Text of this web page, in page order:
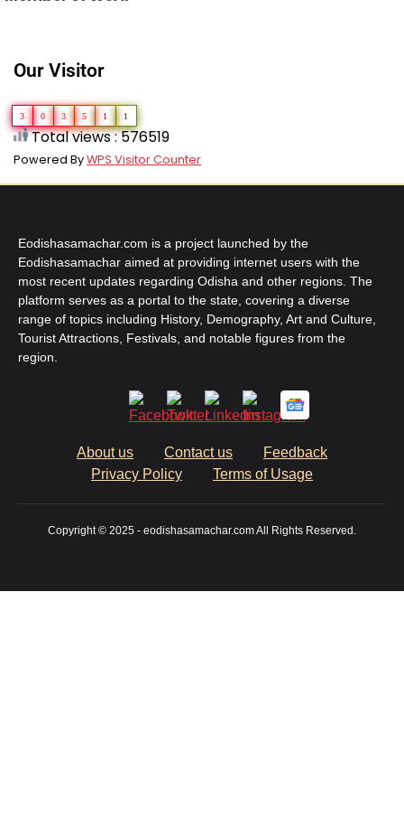
Our Visitor
3 0 3 5 1 1
Total views : 576519
Powered ByWPS Visitor Counter
Eodishasamachar.com is a project launched by the
Eodishasamachar aimed at providing internet users with the
most recent updates regarding Odisha and other regions. The
platform serves as a portal to the state, covering a diverse
range of topics including History, Demography, Art and Culture,
Tourist Attractions, Festivals, and notable figures from the
region.
About us Contact us
Feedback
Privacy Policy
Terms of Usage
Copyright © 2025 - eodishasamachar.com All Rights Reserved.